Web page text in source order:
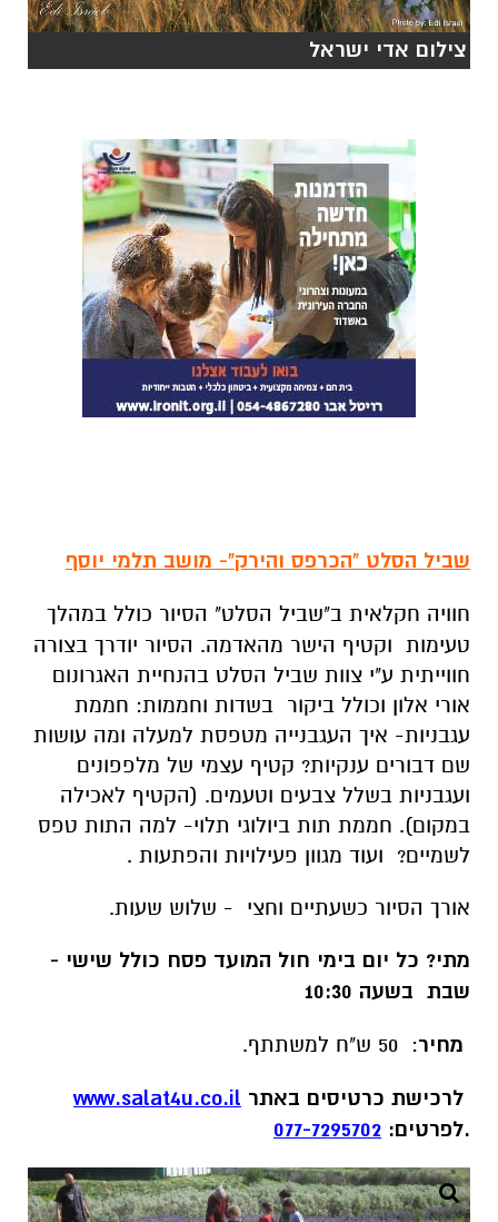
צילום אדי ישראל
שביל הסלט "הכרפס והירק"- מושב תלמי יוסף
חוויה חקלאית ב"שביל הסלט" הסיור כולל במהלך
טעימות וקטיף הישר מהאדמה. הסיור יודרך בצורה
חווייתית ע"י צוות שביל הסלט בהנחיית האגרונום
אורי אלון וכולל ביקור בשדות וחממות: חממת
עגבניות- איך העגבנייה מטפסת למעלה ומה עושות
שם דבורים ענקיות? קטיף עצמי של מלפפונים
ועגבניות בשלל צבעים וטעמים. (הקטיף לאכילה
במקום). חממת תות ביולוגי תלוי- למה התות טפס
לשמיים? ועוד מגוון פעילויות והפתעות .
אורך הסיור כשעתיים וחצי - שלוש שעות.
מתי? כל יום בימי חול המועד פסח כולל שישי -
שבת בשעה 10:30
מחיר: 50 ש"ח למשתתף.
לרכישת כרטיסים באתר www.salat4u.co.il
.לפרטים: 077-7295702